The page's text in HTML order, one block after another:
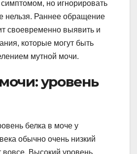
но игнорировать
нельзя. Раннее обращение
своевременно выявить и
которые могут быть
мутной мочи.
уровень
белка в моче у
обычно очень низкий